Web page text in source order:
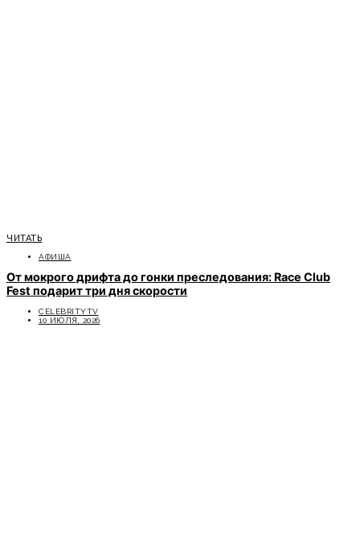
ЧИТАТЬ
АФИША
От мокрого дрифта до гонки преследования: Race Club
Fest подарит три дня скорости
CELEBRITYTV
10 ИЮЛЯ, 2026